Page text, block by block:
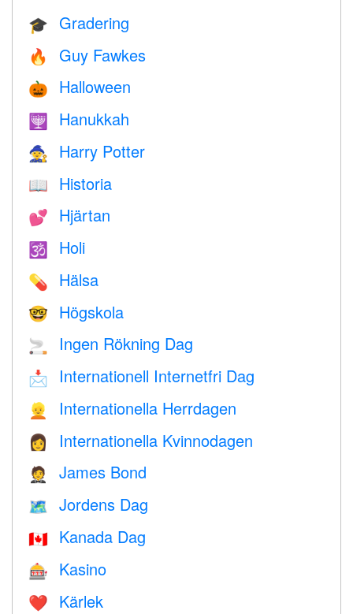
🎓 Gradering
🔥 Guy Fawkes
🎃 Halloween
🕎 Hanukkah
🧙 Harry Potter
📖 Historia
💕 Hjärtan
🕉 Holi
💊 Hälsa
🤓 Högskola
🚬 Ingen Rökning Dag
📩 Internationell Internetfri Dag
👱 Internationella Herrdagen
👩 Internationella Kvinnodagen
🤵 James Bond
🗺️ Jordens Dag
🇨🇦 Kanada Dag
🎰 Kasino
❤️️ Kärlek